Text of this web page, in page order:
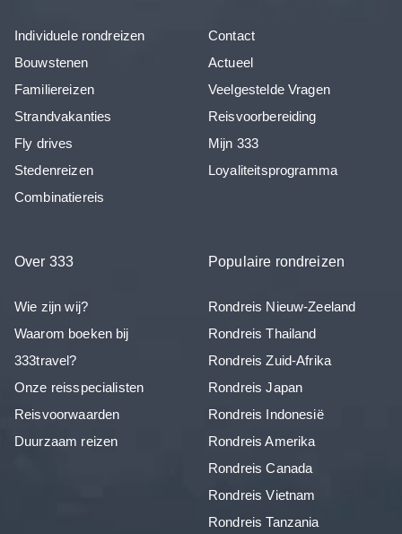
Individuele rondreizen
Bouwstenen
Familiereizen
Strandvakanties
Fly drives
Stedenreizen
Combinatiereis
Contact
Actueel
Veelgestelde Vragen
Reisvoorbereiding
Mijn 333
Loyaliteitsprogramma
Over 333
Wie zijn wij?
Waarom boeken bij
333travel?
Onze reisspecialisten
Reisvoorwaarden
Duurzaam reizen
Populaire rondreizen
Rondreis Nieuw-Zeeland
Rondreis Thailand
Rondreis Zuid-Afrika
Rondreis Japan
Rondreis Indonesië
Rondreis Amerika
Rondreis Canada
Rondreis Vietnam
Rondreis Tanzania